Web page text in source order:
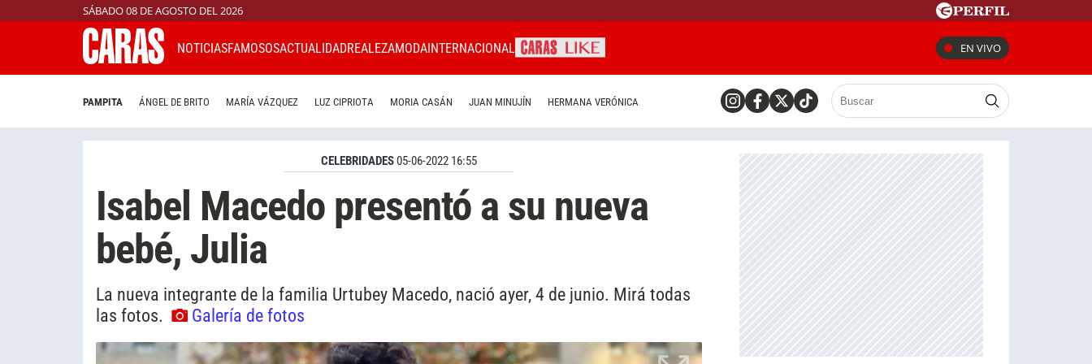
SÁBADO 08 DE AGOSTO DEL 2026
NOTICIASFAMOSOSACTUALIDADREALEZAMODAINTERNACIONAL EN VIVO
PAMPITA ÁNGEL DE BRITO MARÍA VÁZQUEZ LUZ CIPRIOTA MORIA CASÁN JUAN MINUJÍN HERMANA VERÓNICA
CELEBRIDADES05-06-2022 16:55
Isabel Macedo presentó a su nueva
bebé, Julia
La nueva integrante de la familia Urtubey Macedo, nació ayer, 4 de junio. Mirá todas
las fotos.
Galería de fotos